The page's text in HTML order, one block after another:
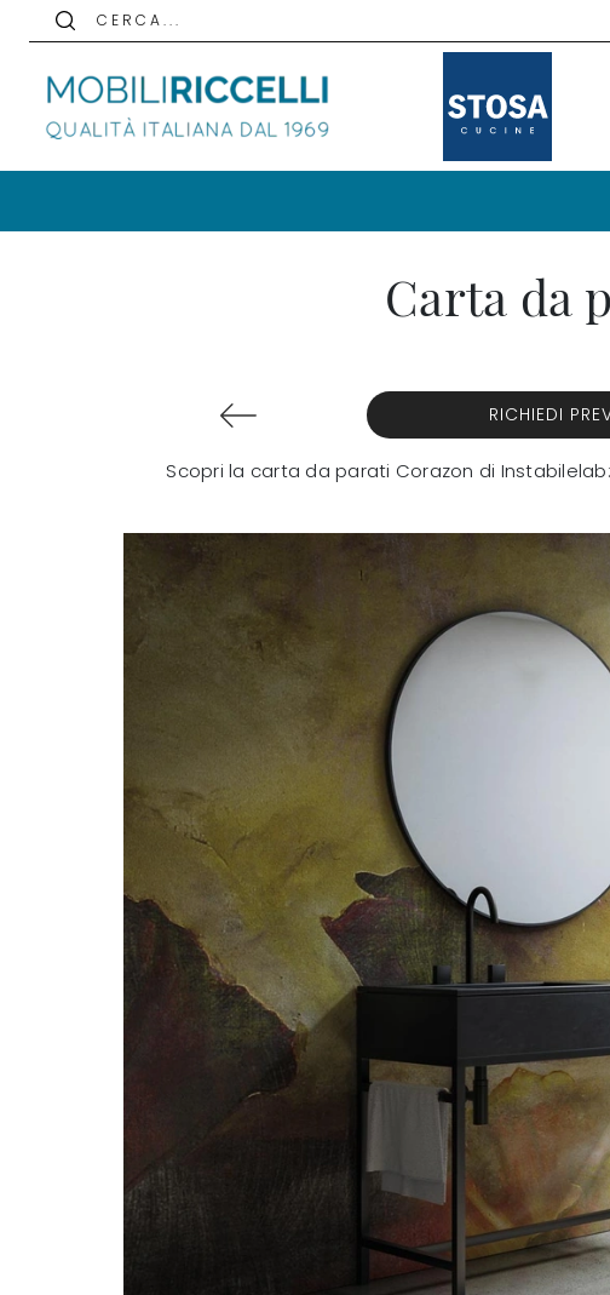
C E R C A . . .
Carta da
RICHIEDI
Scopri la carta da parati Corazon di